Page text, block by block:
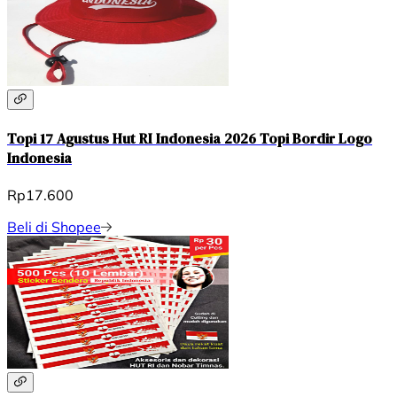
Topi 17 Agustus Hut RI Indonesia 2026 Topi Bordir Logo
Indonesia
Rp17.600
Beli di Shopee